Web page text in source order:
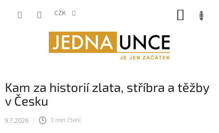
CZK
Kam za historií zlata, stříbra a těžby
v Česku
9.7.2026 3 min čtení